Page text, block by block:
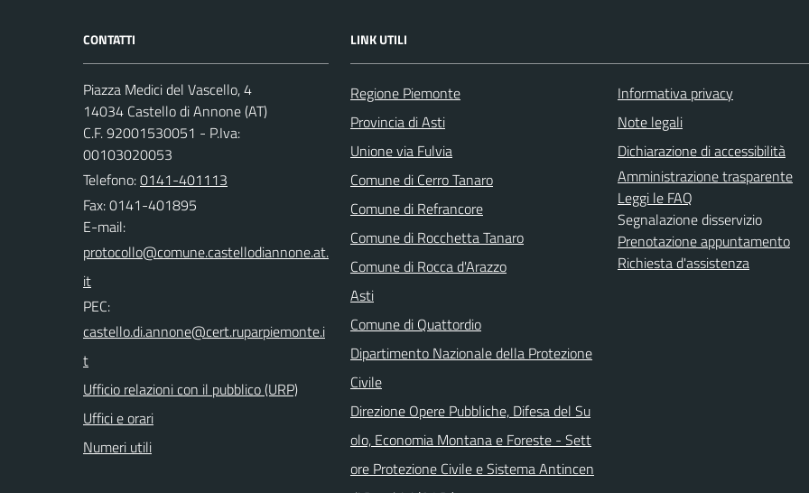
CONTATTI
Piazza Medici del Vascello, 4
14034 Castello di Annone (AT)
C.F. 92001530051 - P.Iva:
00103020053
Telefono:0141-401113
Fax: 0141-401895
E-mail:
PEC:
Ufficio relazioni con il pubblico (URP)
Uffici e orari
Numeri utili
LINK UTILI
Regione Piemonte
Provincia di Asti
Unione via Fulvia
Comune di Cerro Tanaro
Comune di Refrancore
Comune di Rocchetta Tanaro
Comune di Rocca d'Arazzo
Asti
Comune di Quattordio
Dipartimento Nazionale della Protezione
Civile
Direzione Opere Pubbliche, Difesa del Su
olo, Economia Montana e Foreste - Sett
ore Protezione Civile e Sistema Antincen
Informativa privacy
Note legali
Dichiarazione di accessibilità
Amministrazione trasparente
Leggi le FAQ
Segnalazione disservizio
Prenotazione appuntamento
Richiesta d'assistenza